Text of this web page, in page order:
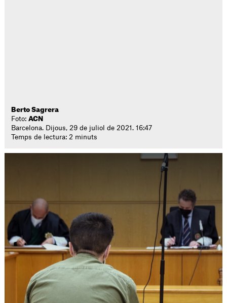
Berto Sagrera
Foto:ACN
Barcelona. Dijous, 29 de juliol de 2021. 16:47
Temps de lectura: 2 minuts